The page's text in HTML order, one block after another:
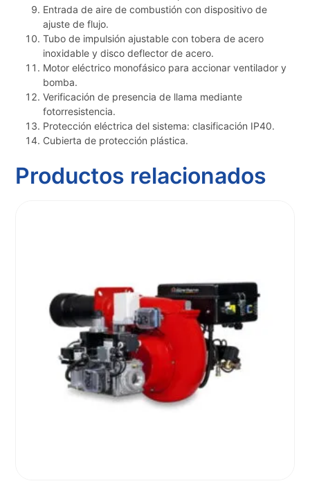
Entrada de aire de combustión con dispositivo de
ajuste de flujo.
Tubo de impulsión ajustable con tobera de acero
inoxidable y disco deflector de acero.
Motor eléctrico monofásico para accionar ventilador y
bomba.
Verificación de presencia de llama mediante
fotorresistencia.
Protección eléctrica del sistema: clasificación IP40.
Cubierta de protección plástica.
Productos relacionados